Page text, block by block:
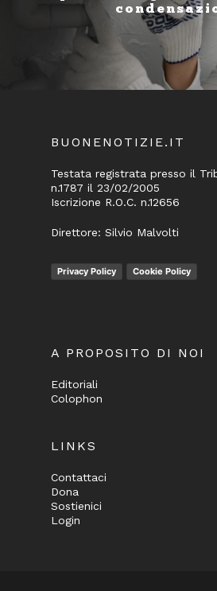
BUONENOTIZIE.IT
Testata registrata presso il
n.1787 il 23/02/2005
Iscrizione R.O.C. n.12656
Direttore: Silvio Malvolti
Privacy Policy Cookie Policy
A PROPOSITO DI NOI
Editoriali
Colophon
LINKS
Contattaci
Dona
Sostienici
Login